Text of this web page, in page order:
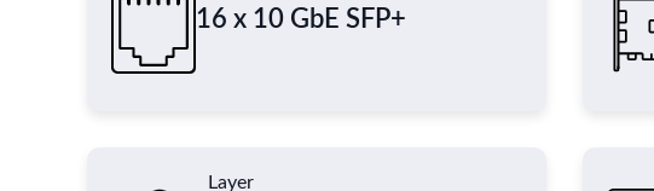
16 x 10 GbE SFP+
Layer